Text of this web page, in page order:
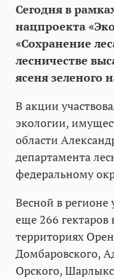
Сегодня в
нацпроекта
«Сохранение
лесничестве
ясеня зеленого
В акции
экологии,
области
департамента
федеральному
Весной в регионе
еще 266
территориях
Домбаровского,
Орского,